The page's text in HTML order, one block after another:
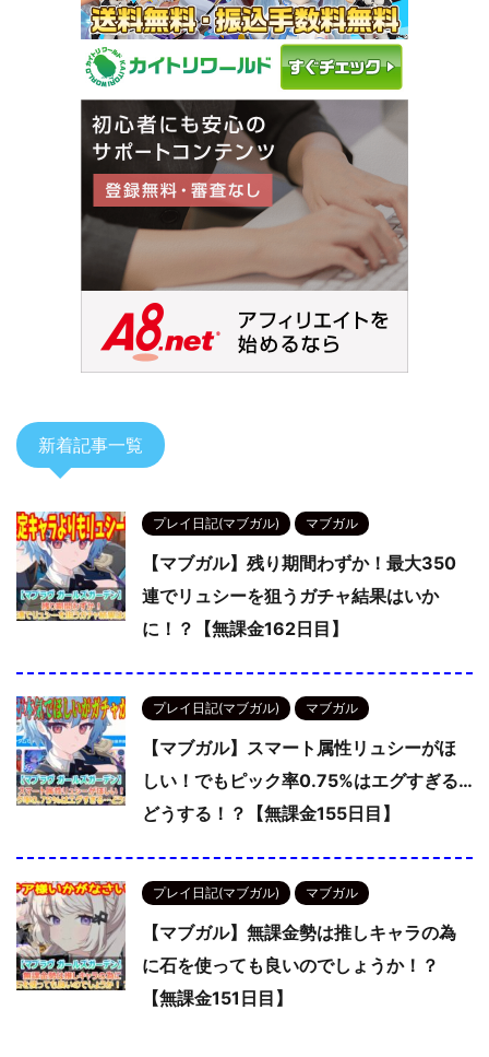
新着記事一覧
プレイ日記(マブガル) マブガル
【マブガル】残り期間わずか！最大350
連でリュシーを狙うガチャ結果はいか
に！？【無課金162日目】
プレイ日記(マブガル) マブガル
【マブガル】スマート属性リュシーがほ
しい！でもピック率0.75%はエグすぎる…
どうする！？【無課金155日目】
プレイ日記(マブガル) マブガル
【マブガル】無課金勢は推しキャラの為
に石を使っても良いのでしょうか！？
【無課金151日目】